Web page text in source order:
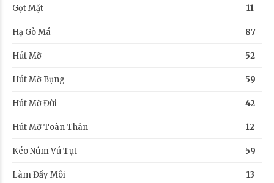
Gọt Mặt 11
Hạ Gò Má 87
Hút Mỡ 52
Hút Mỡ Bụng 59
Hút Mỡ Đùi 42
Hút Mỡ Toàn Thân 12
Kéo Núm Vú Tụt 59
Làm Đầy Môi 13